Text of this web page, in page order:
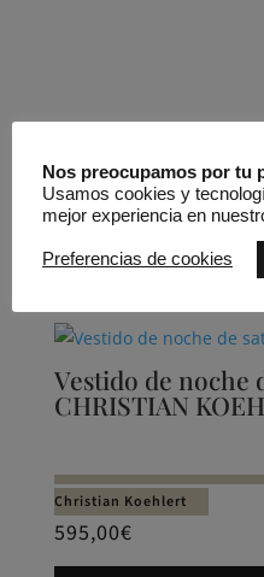
Otros
Productos
Vestido de noche
CHRISTIAN
Christian Koehlert
595,00€
Nos preocupamos por tu
Usamos cookies y
mejor experiencia en
Preferencias de cookies